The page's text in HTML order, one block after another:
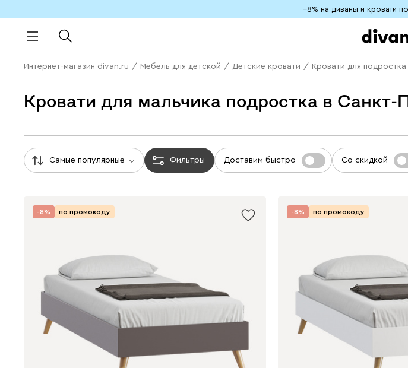
−8% на диваны и кровати
Интернет-магазин divan.ru / Мебель для детской / Детские кровати / Кровати для подростка
Кровати для мальчика подростка в Санкт-
Самые популярные Фильтры Доставим быстро Со скидкой
-8% по промокоду -8% по промокоду